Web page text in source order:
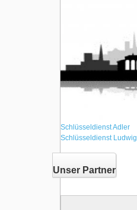
Schlüsseldienst Adler
Schlüsseldienst Ludwig
Unser Partner